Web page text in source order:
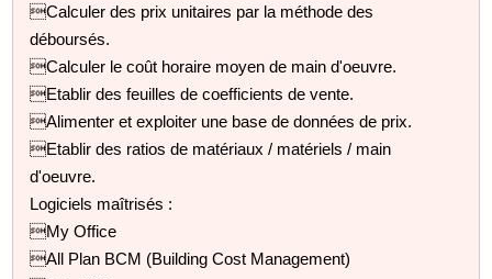
Calculer des prix unitaires par la méthode des
déboursés.
Calculer le coût horaire moyen de main d'oeuvre.
Etablir des feuilles de coefficients de vente.
Alimenter et exploiter une base de données de prix.
Etablir des ratios de matériaux / matériels / main
d'oeuvre.
Logiciels maîtrisés :
My Office
All Plan BCM (Building Cost Management)